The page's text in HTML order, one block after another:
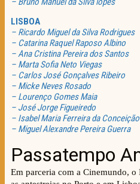
LISBOA
– Ricardo Miguel da Silva Rodrigues
– Catarina Raquel Raposo Albino
– Ana Cristina Pereira dos Santos
– Marta Sofia Neto Viegas
– Carlos José Gonçalves Ribeiro
– Micke Neves Rosado
– Lourenço Gomes Maia
– José Jorge Figueiredo
– Isabel Maria Ferreira da Conceição
– Miguel Alexandre Pereira Guerra